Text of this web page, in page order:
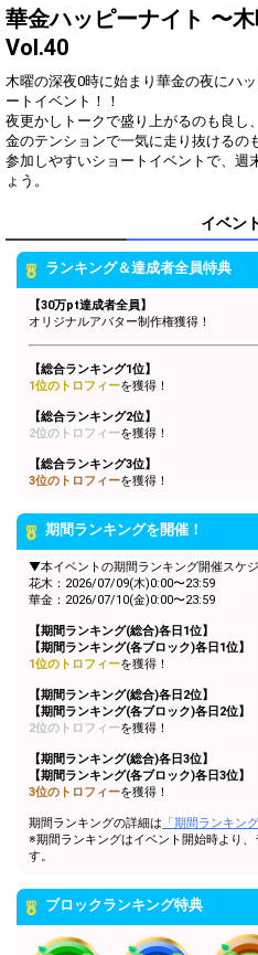
一言！
1000
このイベント
5 2000
自分のルーム
でリスナーさん
う！
7 7000
スペシャルギ
ルを見直してみ
8 10000
1万pt達成！
条件達成！
9 20000
10 30000
条件達成！
12 50000
ンキング1位特
成！
オリジナルア
得！おめでとう
Gifting
Throw gifts to the stage and join
the live performance.
First, try throwing free Stars
(once a day)! You can also charge
Show Gold to purchase gifts
continue to send gifts to the
performer(s), the performer's
popularity ranking and your
To cheer on performers, you can
send them gifts.
To send performers paid items,
you must use Show Gold.
華金ハッピーナイト 〜
Vol.40
木曜の深夜0時に始まり華金の夜にハ
ートイベント！！
夜更かしトークで盛り上がるのも良し
金のテンションで一気に走り抜けるの
参加しやすいショートイベントで、週
イベン
ランキング＆達成者全員特典
【30万pt達成者全員】
オリジナルアバター制作権獲得！
【総合ランキング1位】
1位のトロフィーを獲得！
【総合ランキング2位】
2位のトロフィーを獲得！
【総合ランキング3位】
3位のトロフィーを獲得！
期間ランキングを開催！
▼本イベントの期間ランキング開催スケ
花木：2026/07/09(木)0:00〜23:59
華金：2026/07/10(金)0:00〜23:59
【期間ランキング(総合)各日1位】
【期間ランキング(各ブロック)各日1位】
1位のトロフィーを獲得！
【期間ランキング(総合)各日2位】
【期間ランキング(各ブロック)各日2位】
2位のトロフィーを獲得！
【期間ランキング(総合)各日3位】
【期間ランキング(各ブロック)各日3位】
3位のトロフィーを獲得！
期間ランキングの詳細は 「期間ランキン
※期間ランキングはイベント開始時より
す。
ブロックランキング特典